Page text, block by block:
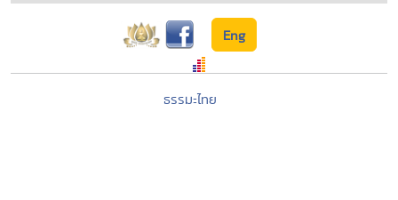
Eng
ธรรมะไทย